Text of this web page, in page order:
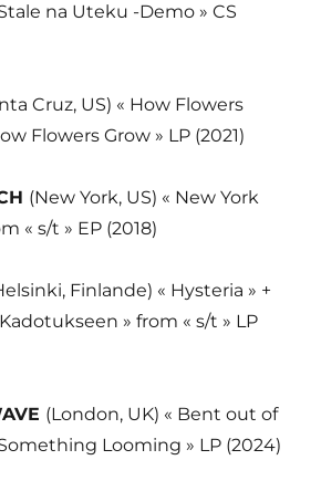
na Uteku -Demo » CS
Cruz, US) « How Flowers
Flowers Grow » LP (2021)
(New York, US) « New York
« s/t » EP (2018)
Finlande) « Hysteria » +
» from « s/t » LP
(London, UK) « Bent out of
Looming » LP (2024)